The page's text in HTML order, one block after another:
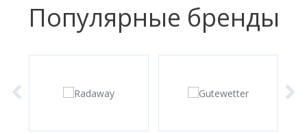
Смотреть все
Популярные бренды